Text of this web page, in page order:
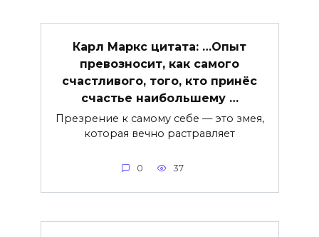
Карл Маркс цитата: …Опыт
превозносит, как самого
счастливого, того, кто принёс
счастье наибольшему …
Презрение к самому себе — это змея,
которая вечно растравляет
0 37